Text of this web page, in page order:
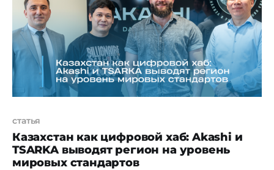
сфокусирован на решениях, которые можно
запустить в короткие сроки
статья
Казахстан как цифровой хаб: Akashi и
TSARKA выводят регион на уровень
мировых стандартов